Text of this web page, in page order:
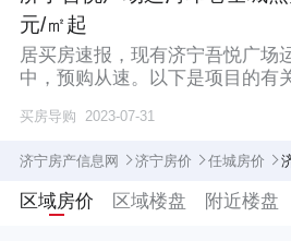
元/㎡起
居买房速报，现有济宁吾悦广场
中，预购从速。以下是项目的有
买房导购 2023-07-31
济宁房产信息网 济宁房价 任城房价
区域房价 区域楼盘 附近楼盘